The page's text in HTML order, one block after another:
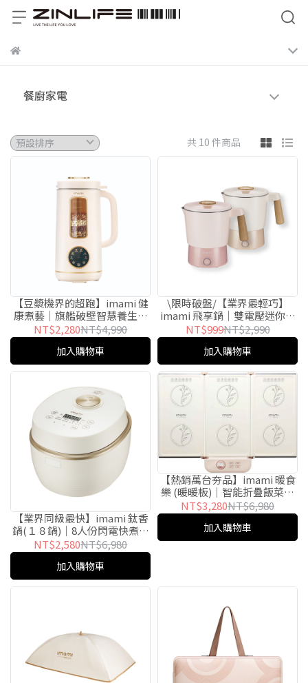
餐廚家電
共 10 件商品
【豆漿機界的超跑】imami 健
康煮藝｜旗艦破壁智慧養生豆
漿機
NT$2,280NT$4,990
加入購物車
\限時破盤/【業界最輕巧】
imami 飛享鍋｜雙電壓迷你折
疊快煮鍋
NT$999NT$2,990
加入購物車
【業界同級最快】imami 鈦香
鍋(１８鍋)｜8人份閃電快煮厚
釜電子鍋
NT$2,580NT$6,980
加入購物車
【熱銷萬台夯品】imami 暖食
樂 (暖暖板)｜智能折疊飯菜保
溫板
NT$3,280NT$6,980
加入購物車